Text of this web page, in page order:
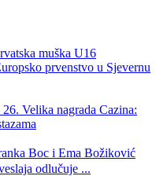
muška U16
prvenstvo u Sjevernu
Velika nagrada Cazina:
Boc i Ema Božiković
odlučuje ...